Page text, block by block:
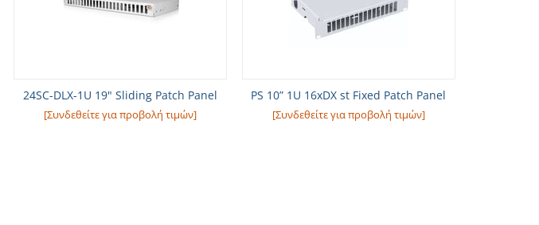
24SC-DLX-1U 19" Sliding Patch Panel
[Συνδεθείτε για προβολή τιμών]
PS 10” 1U 16xDX st Fixed Patch Panel
[Συνδεθείτε για προβολή τιμών]